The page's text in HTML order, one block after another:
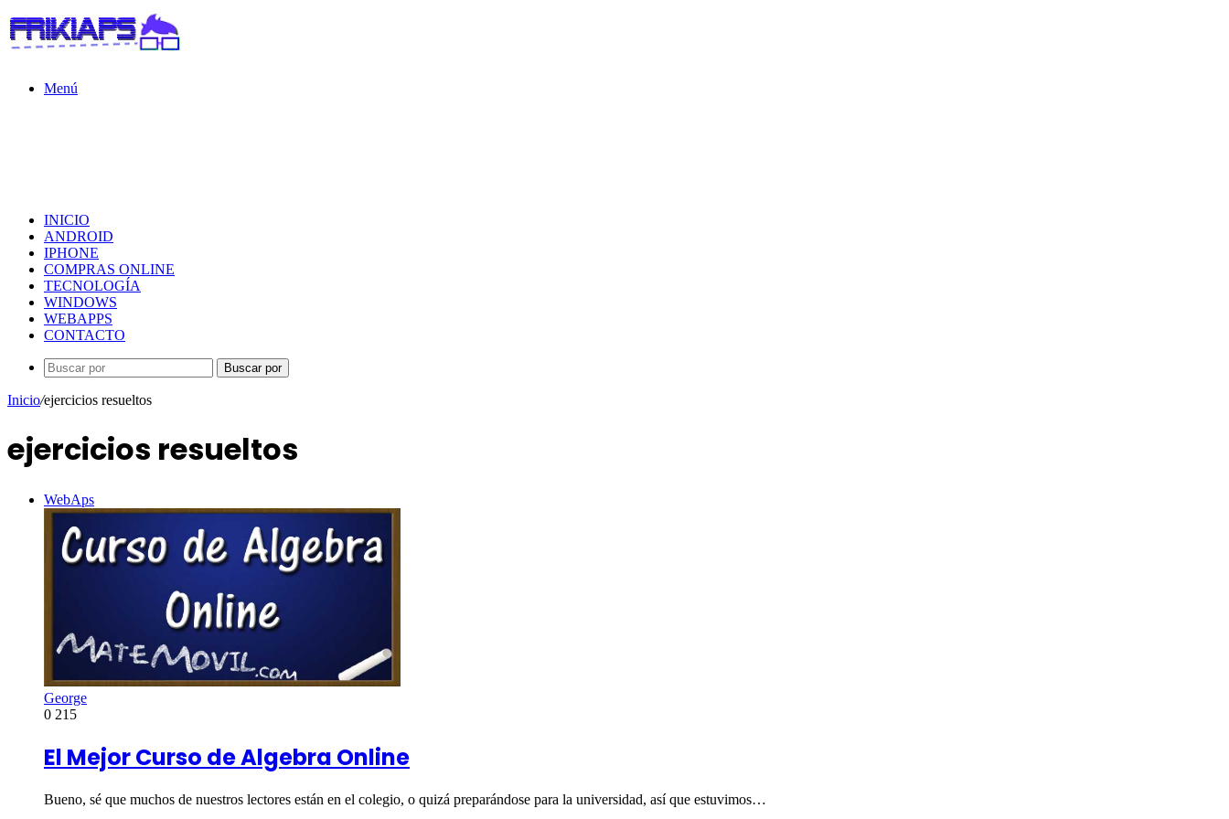
Menú
INICIO
ANDROID
IPHONE
COMPRAS ONLINE
TECNOLOGÍA
WINDOWS
WEBAPPS
CONTACTO
Buscar por
Inicio/ejercicios resueltos
ejercicios resueltos
WebAps
George
0 215
El Mejor Curso de Algebra Online
Bueno, sé que muchos de nuestros lectores están en el colegio, o quizá preparándose para la universidad, así que estuvimos…